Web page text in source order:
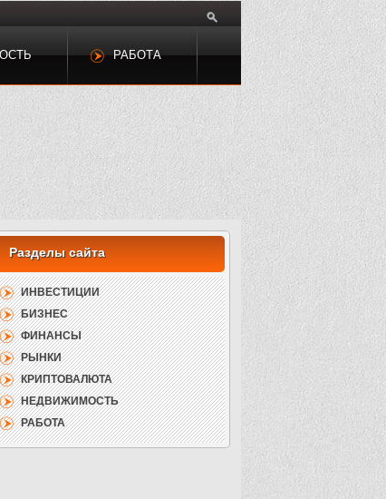
РАБОТА
ИНВЕСТИЦИИ
БИЗНЕС
ФИНАНСЫ
РЫНКИ
КРИПТОВАЛЮТА
НЕДВИЖИМОСТЬ
РАБОТА